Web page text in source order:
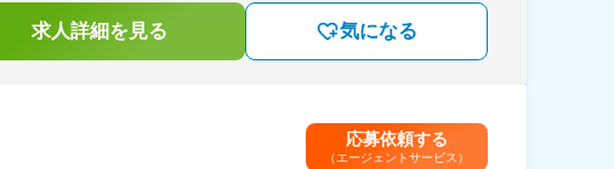
求人詳細を見る 気になる
応募依頼する
（エージェントサービス）